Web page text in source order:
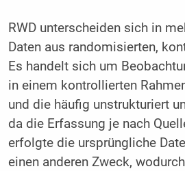
RWD unterscheiden sich in
Daten aus randomisierten,
Es handelt sich um
in einem kontrollierten
und die häufig unstrukturiert
da die Erfassung je nach
erfolgte die ursprüngliche
einen anderen Zweck,